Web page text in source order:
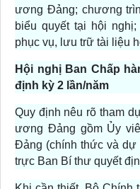
ương Đảng; chương
biểu quyết tại hội
phục vụ, lưu trữ tài liệu
Hội nghị Ban Chấp
định kỳ 2 lần/năm
Quy định nêu rõ tham
ương Đảng gồm Ủy
Đảng (chính thức và dự
trực Ban Bí thư quyết